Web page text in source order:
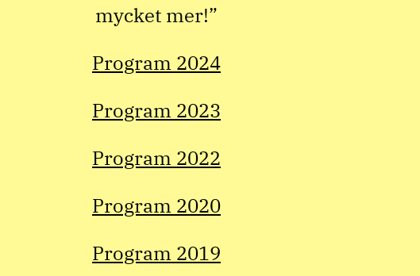
mycket mer!”
Program 2024
Program 2023
Program 2022
Program 2020
Program 2019